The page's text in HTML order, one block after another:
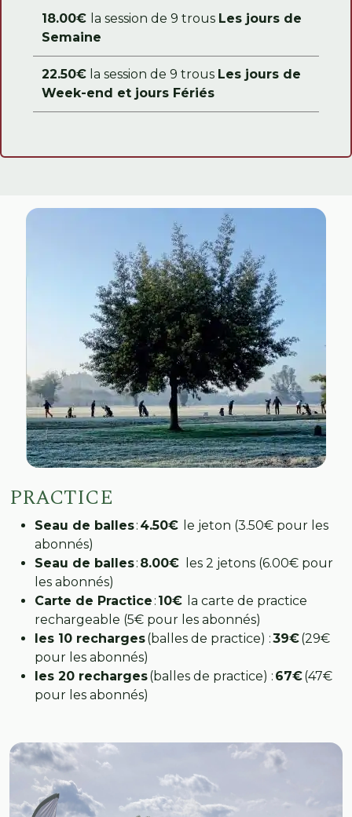
18.00€ la session de 9 trous Les jours de
Semaine
22.50€ la session de 9 trous Les jours de
Week-end et jours Fériés
PRACTICE
Seau de balles: 4.50€ le jeton (3.50€ pour les
abonnés)
Seau de balles: 8.00€
les 2 jetons (6.00€ pour
les abonnés)
Carte de Practice : 10€ la carte de practice
rechargeable (5€ pour les abonnés)
les 10 recharges(balles de practice) :39€(29€
pour les abonnés)
les 20 recharges(balles de practice) : 67€(47€
pour les abonnés)